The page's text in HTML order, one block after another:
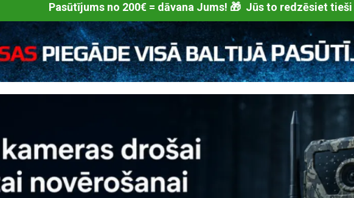
Pasūtījums no 200€ = dāvana Jums! 🎁 Jūs to redzēsiet